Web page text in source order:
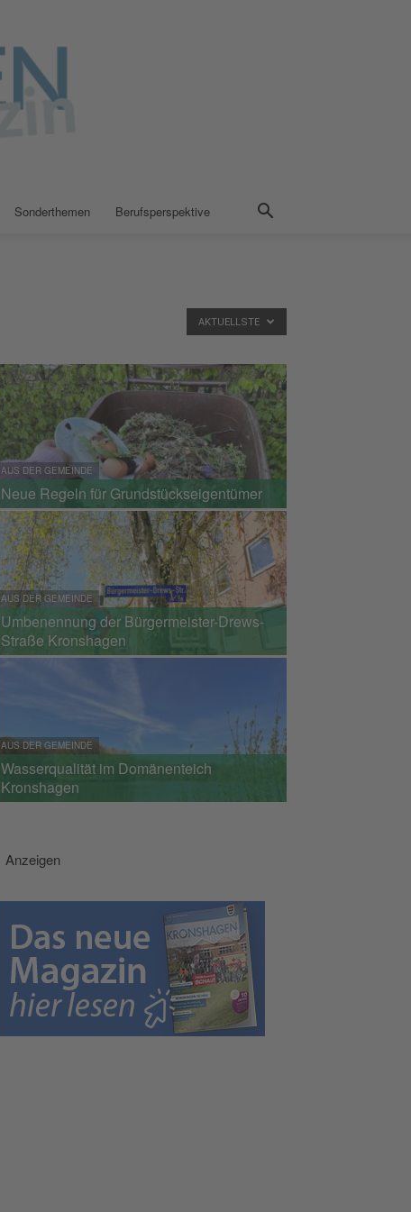
Sonderthemen Berufsperspektive
AKTUELLSTE
AUS DER GEMEINDE
Neue Regeln für Grundstückseigentümer
AUS DER GEMEINDE
Umbenennung der Bürgermeister-Drews-
Straße Kronshagen
AUS DER GEMEINDE
Wasserqualität im Domänenteich
Kronshagen
Anzeigen